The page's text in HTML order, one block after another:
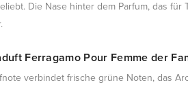
Die Nase hinter dem Parfum, das
Ferragamo Pour Femme der
verbindet frische grüne Noten, das